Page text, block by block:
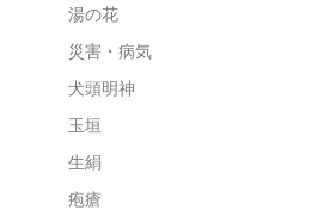
湯の花
災害・病気
犬頭明神
玉垣
生絹
疱瘡